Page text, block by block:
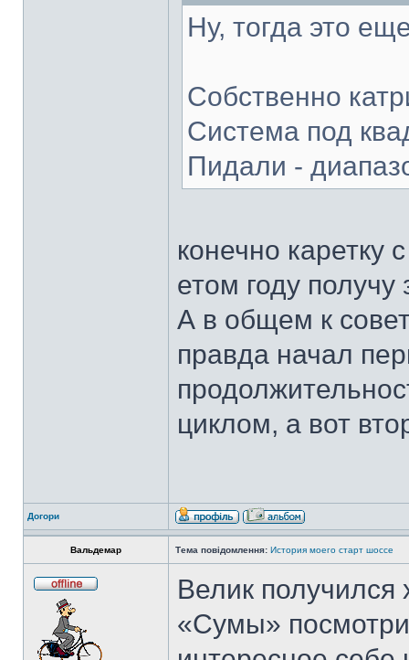
Ну, тогда это
Собственно
Система под
Пидали -
конечно каретку
етом году
А в общем к
правда начал
циклом, а вот
Догори
Вальдемар Тема повідомлення: История моего старт шоссе
Велик
«Сумы»